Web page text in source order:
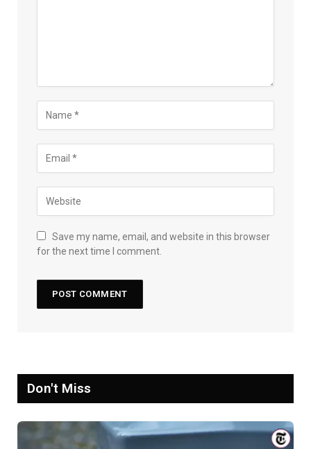
Save my name, email, and website in this browser
for the next time I comment.
Don't Miss